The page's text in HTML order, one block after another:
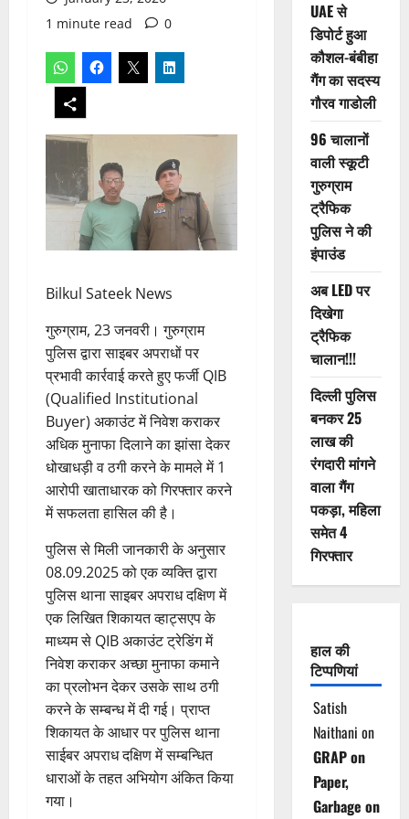
1 minute read
0
Bilkul Sateek News
गुरुग्राम, 23 जनवरी। गुरुग्राम
पुलिस द्वारा साइबर अपराधों पर
प्रभावी कार्रवाई करते हुए फर्जी QIB
(Qualified Institutional
Buyer) अकाउंट में निवेश कराकर
अधिक मुनाफा दिलाने का झांसा देकर
धोखाधड़ी व ठगी करने के मामले में 1
आरोपी खाताधारक को गिरफ्तार करने
में सफलता हासिल की है।
पुलिस से मिली जानकारी के अनुसार
08.09.2025 को एक व्यक्ति द्वारा
पुलिस थाना साइबर अपराध दक्षिण में
एक लिखित शिकायत व्हाट्सएप के
माध्यम से QIB अकाउंट ट्रेडिंग में
निवेश कराकर अच्छा मुनाफा कमाने
का प्रलोभन देकर उसके साथ ठगी
करने के सम्बन्ध में दी गई। प्राप्त
शिकायत के आधार पर पुलिस थाना
साईबर अपराध दक्षिण में सम्बन्धित
धाराओं के तहत अभियोग अंकित किया
गया।
UAE से
डिपोर्ट हुआ
कौशल-बंबीहा
गैंग का सदस्य
गौरव गाडोली
96 चालानों
वाली स्कूटी
गुरुग्राम
ट्रैफिक
पुलिस ने की
इंपाउंड
अब LED पर
दिखेगा
ट्रैफिक
चालान!!!
दिल्ली पुलिस
बनकर 25
लाख की
रंगदारी मांगने
वाला गैंग
पकड़ा, महिला
समेत 4
गिरफ्तार
हाल की
टिप्पणियां
Satish
Naithani on
GRAP on
Paper,
Garbage on